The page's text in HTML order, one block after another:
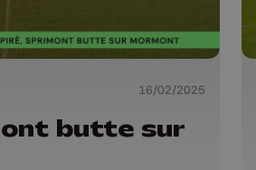
16/02/2025
butte sur